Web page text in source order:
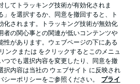
シー 優先設定を管理する
放送局
選手
してトラッキング技術が有効化されま
」を選択するか、同意を撤回すると、ト
化されます。トラッキング技術が無効化
者の関心事との関連が低いコンテンツや
性があります。ウェブページの下にある
ンクまたは をクリックするとこのメニュ
つでも選択内容を変更したり、同意を撤
択内容は当社の ウェブサイト に反映され
シーポリシーをご参照ください。
プライ